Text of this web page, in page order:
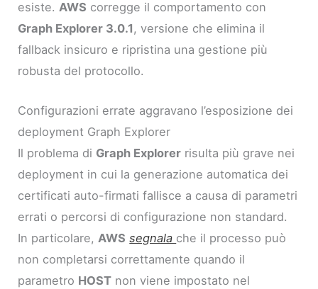
esiste. AWS corregge il comportamento con
Graph Explorer 3.0.1 , versione che elimina il
fallback insicuro e ripristina una gestione più
robusta del protocollo.
Configurazioni errate aggravano l’esposizione dei
deployment Graph Explorer
Il problema di Graph Explorer risulta più grave nei
deployment in cui la generazione automatica dei
certificati auto-firmati fallisce a causa di parametri
errati o percorsi di configurazione non standard.
In particolare,AWS segnala che il processo può
non completarsi correttamente quando il
parametro HOST non viene impostato nel